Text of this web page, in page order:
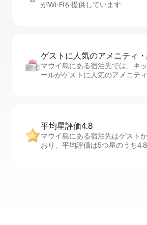
がWi-Fiを提供しています
ゲストに人⁠気⁠のア⁠メ⁠ニ⁠テ⁠ィ
マウイ島にある宿泊先では、キ
ールがゲストに人気のアメニテ
平均星評価4.8
マウイ島にある宿泊先はゲスト
おり、平均評価は5つ星のうち